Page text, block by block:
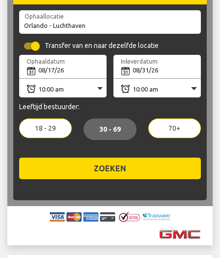
Ophaallocatie
Transfer van en naar dezelfde locatie
Ophaaldatum Inleverdatum
Leeftijd bestuurder:
18 - 29 30 - 69 70+
ZOEKEN